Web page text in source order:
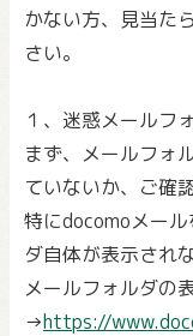
かない方、見当た
さい。
１、迷惑メールフ
まず、メールフォ
ていないか、ご確
特にdocomoメー
ダ自体が表示され
メールフォルダの
→https://